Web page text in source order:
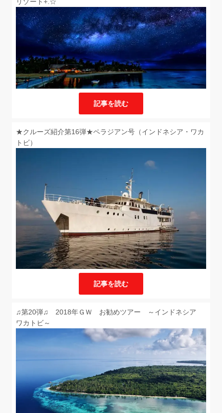
記事を読む
★クルーズ紹介第16弾★ペラジアン号（インドネシア・ワカ
トビ）
記事を読む
♫第20弾♫ 2018年ＧＷ お勧めツアー ～インドネシア
ワカトビ～